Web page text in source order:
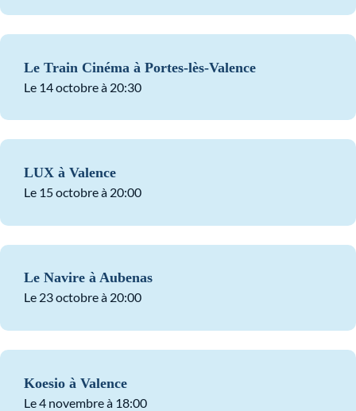
Le Train Cinéma à Portes-lès-Valence
Le 14 octobre à 20:30
LUX à Valence
Le 15 octobre à 20:00
Le Navire à Aubenas
Le 23 octobre à 20:00
Koesio à Valence
Le 4 novembre à 18:00